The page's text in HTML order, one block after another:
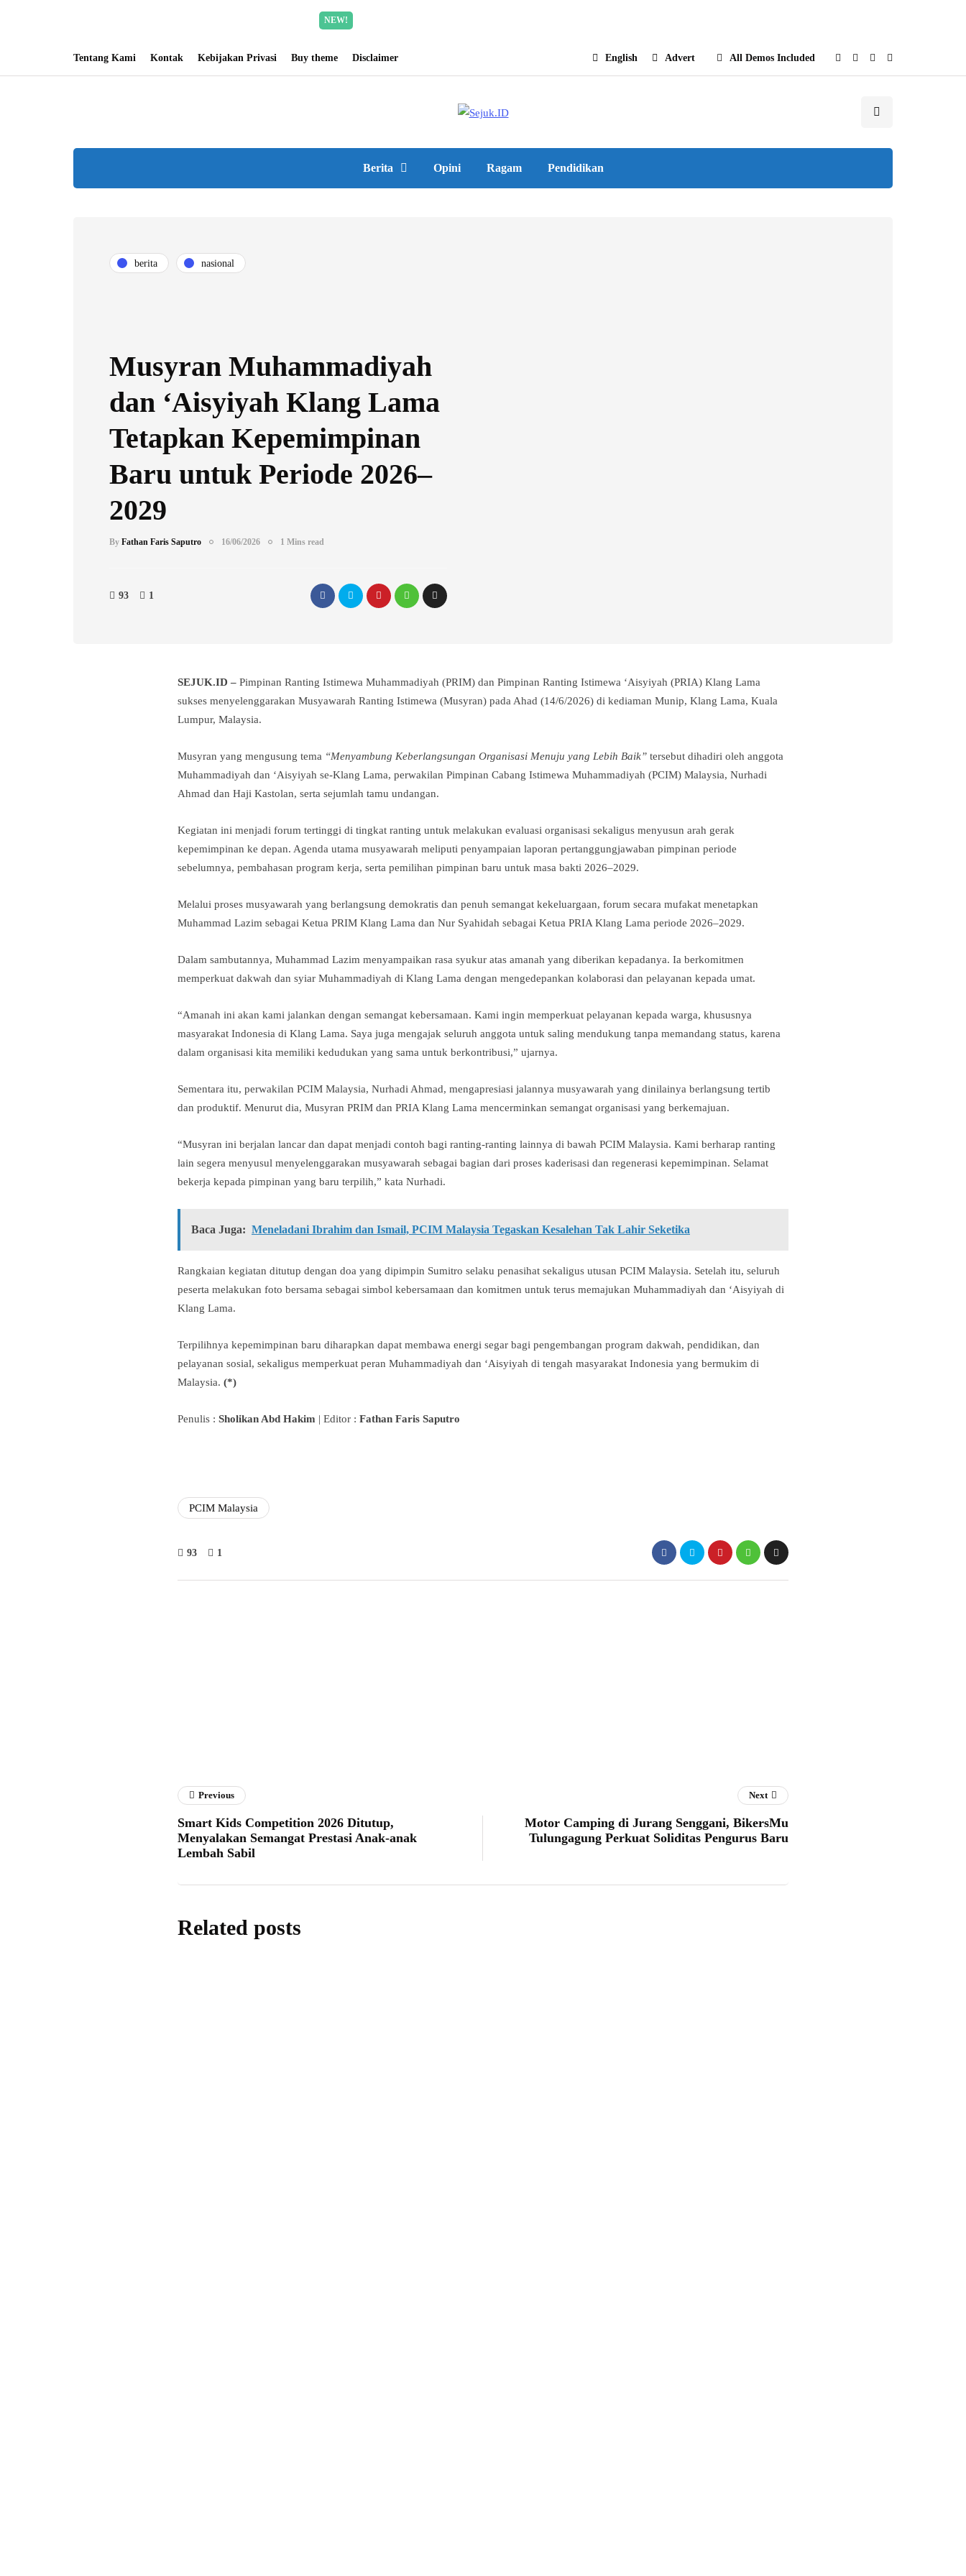
NEW!
Tentang Kami Kontak Kebijakan Privasi Buy theme Disclaimer Advert
English All Demos Included
Berita Opini Ragam Pendidikan
berita nasional
Musyran Muhammadiyah
dan ‘Aisyiyah Klang Lama
Tetapkan Kepemimpinan
Baru untuk Periode 2026–
2029
By Fathan Faris Saputro 16/06/2026 1 Mins read
93 1
SEJUK.ID – Pimpinan Ranting Istimewa Muhammadiyah (PRIM) dan Pimpinan Ranting Istimewa ‘Aisyiyah (PRIA) Klang Lama
sukses menyelenggarakan Musyawarah Ranting Istimewa (Musyran) pada Ahad (14/6/2026) di kediaman Munip, Klang Lama, Kuala
Lumpur, Malaysia.
Musyran yang mengusung tema “Menyambung Keberlangsungan Organisasi Menuju yang Lebih Baik” tersebut dihadiri oleh anggota
Muhammadiyah dan ‘Aisyiyah se-Klang Lama, perwakilan Pimpinan Cabang Istimewa Muhammadiyah (PCIM) Malaysia, Nurhadi
Ahmad dan Haji Kastolan, serta sejumlah tamu undangan.
Kegiatan ini menjadi forum tertinggi di tingkat ranting untuk melakukan evaluasi organisasi sekaligus menyusun arah gerak
kepemimpinan ke depan. Agenda utama musyawarah meliputi penyampaian laporan pertanggungjawaban pimpinan periode
sebelumnya, pembahasan program kerja, serta pemilihan pimpinan baru untuk masa bakti 2026–2029.
Melalui proses musyawarah yang berlangsung demokratis dan penuh semangat kekeluargaan, forum secara mufakat menetapkan
Muhammad Lazim sebagai Ketua PRIM Klang Lama dan Nur Syahidah sebagai Ketua PRIA Klang Lama periode 2026–2029.
Dalam sambutannya, Muhammad Lazim menyampaikan rasa syukur atas amanah yang diberikan kepadanya. Ia berkomitmen
memperkuat dakwah dan syiar Muhammadiyah di Klang Lama dengan mengedepankan kolaborasi dan pelayanan kepada umat.
“Amanah ini akan kami jalankan dengan semangat kebersamaan. Kami ingin memperkuat pelayanan kepada warga, khususnya
masyarakat Indonesia di Klang Lama. Saya juga mengajak seluruh anggota untuk saling mendukung tanpa memandang status, karena
dalam organisasi kita memiliki kedudukan yang sama untuk berkontribusi,” ujarnya.
Sementara itu, perwakilan PCIM Malaysia, Nurhadi Ahmad, mengapresiasi jalannya musyawarah yang dinilainya berlangsung tertib
dan produktif. Menurut dia, Musyran PRIM dan PRIA Klang Lama mencerminkan semangat organisasi yang berkemajuan.
“Musyran ini berjalan lancar dan dapat menjadi contoh bagi ranting-ranting lainnya di bawah PCIM Malaysia. Kami berharap ranting
lain segera menyusul menyelenggarakan musyawarah sebagai bagian dari proses kaderisasi dan regenerasi kepemimpinan. Selamat
bekerja kepada pimpinan yang baru terpilih,” kata Nurhadi.
Baca Juga: Meneladani Ibrahim dan Ismail, PCIM Malaysia Tegaskan Kesalehan Tak Lahir Seketika
Rangkaian kegiatan ditutup dengan doa yang dipimpin Sumitro selaku penasihat sekaligus utusan PCIM Malaysia. Setelah itu, seluruh
peserta melakukan foto bersama sebagai simbol kebersamaan dan komitmen untuk terus memajukan Muhammadiyah dan ‘Aisyiyah di
Klang Lama.
Terpilihnya kepemimpinan baru diharapkan dapat membawa energi segar bagi pengembangan program dakwah, pendidikan, dan
pelayanan sosial, sekaligus memperkuat peran Muhammadiyah dan ‘Aisyiyah di tengah masyarakat Indonesia yang bermukim di
Malaysia. (*)
Penulis : Sholikan Abd Hakim | Editor : Fathan Faris Saputro
PCIM Malaysia
93 1
Previous
Smart Kids Competition 2026 Ditutup,
Menyalakan Semangat Prestasi Anak-anak
Lembah Sabil
Next
Motor Camping di Jurang Senggani, BikersMu
Tulungagung Perkuat Soliditas Pengurus Baru
Related posts